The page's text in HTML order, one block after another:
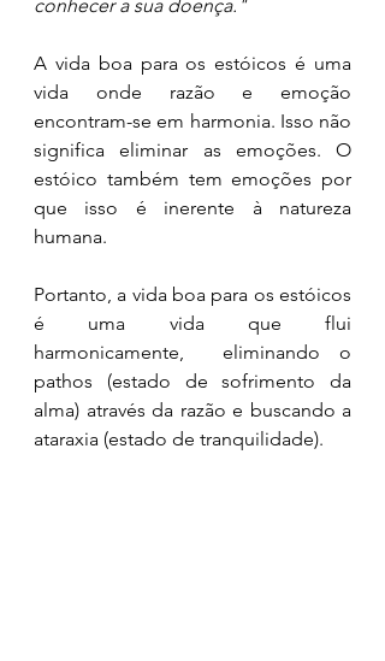
conhecer a sua doença."
A vida boa para os estóicos é uma
vida onde razão e emoção
encontram-se em harmonia. Isso não
significa eliminar as emoções. O
estóico também tem emoções por
que isso é inerente à natureza
humana.
Portanto, a vida boa para os estóicos
é uma vida que flui
harmonicamente,  eliminando o
pathos (estado de sofrimento da
alma) através da razão e buscando a
ataraxia (estado de tranquilidade).